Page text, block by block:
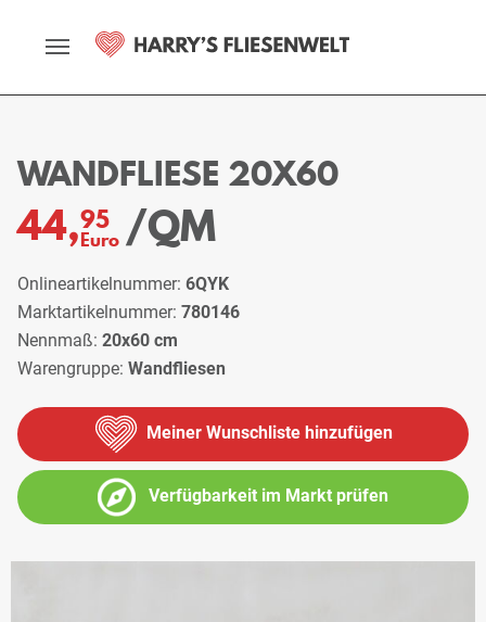
WANDFLIESE 20X60
44,95
Euro /QM
Onlineartikelnummer: 6QYK
Marktartikelnummer: 780146
Nennmaß: 20x60 cm
Warengruppe: Wandfliesen
Verfügbarkeit im Markt prüfen
Meiner Wunschliste hinzufügen